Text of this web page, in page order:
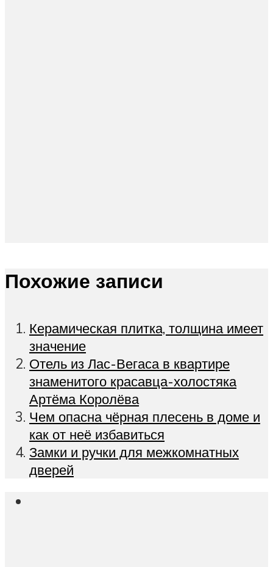
Похожие записи
Керамическая плитка, толщина имеет
значение
Отель из Лас-Вегаса в квартире
знаменитого красавца-холостяка
Артёма Королёва
Чем опасна чёрная плесень в доме и
как от неё избавиться
Замки и ручки для межкомнатных
дверей